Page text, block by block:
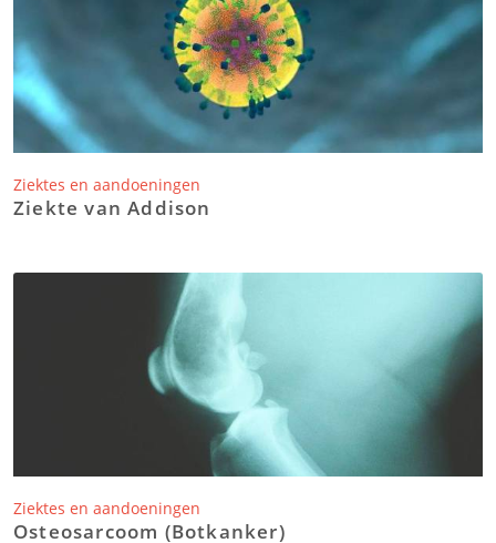
Ziektes en aandoeningen
Ziekte van Addison
Ziektes en aandoeningen
Osteosarcoom (Botkanker)